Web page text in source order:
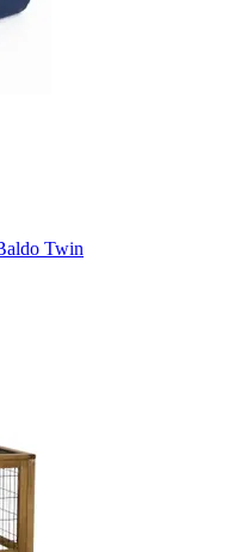
Twin